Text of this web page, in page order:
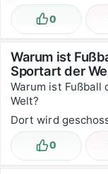
Lustig
0
Warum ist
Sportart der
Warum ist
Welt?
Dort wird
Lustig
0